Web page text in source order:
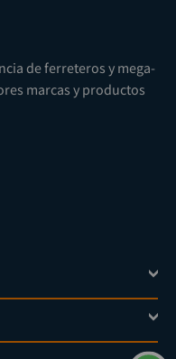
de ferreteros y mega-
marcas y productos
+
+